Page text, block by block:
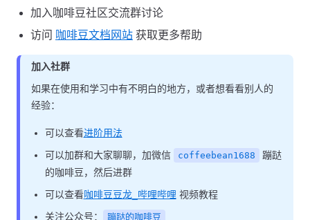
加入咖啡豆社区交流群讨论
访问 咖啡豆文档网站 获取更多帮助
加入社群
如果在使用和学习中有不明白的地方，或者想看看别人的
经验：
可以查看进阶用法
可以加群和大家聊聊，加微信
coffeebean1688
蹦跶
的咖啡豆，然后进群
可以查看咖啡豆豆龙_哔哩哔哩 视频教程
关注公众号：
蹦跶的咖啡豆